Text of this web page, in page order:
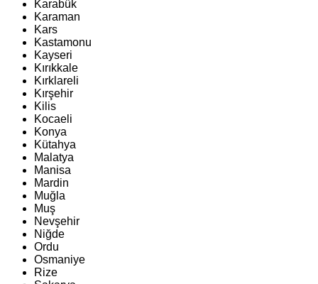
Karabük
Karaman
Kars
Kastamonu
Kayseri
Kırıkkale
Kırklareli
Kırşehir
Kilis
Kocaeli
Konya
Kütahya
Malatya
Manisa
Mardin
Muğla
Muş
Nevşehir
Niğde
Ordu
Osmaniye
Rize